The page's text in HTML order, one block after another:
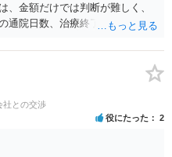
、金額だけでは判断が難しく、
通院日数、治療終了の経緯、後
ら提示される慰謝料額について
を検討できる場合がありますの
、弁護士に個別に相談すること
社から届いている示談金額の提
・治療開始日及び治療終了日
が残っているか ・叔母様ご本人
回の事故で利用できる弁護士費
社との交渉
役にたった 2